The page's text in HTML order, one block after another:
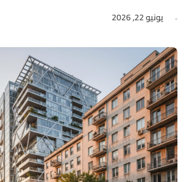
يونيو 22, 2026